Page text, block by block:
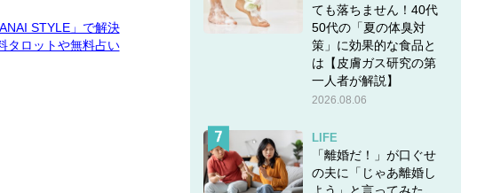
STYLE」で解決
タロットや無料占い
ても落ちません！40代
50代の「夏の体臭対
策」に効果的な食品と
は【皮膚ガス研究の第
一人者が解説】
2026.08.06
LIFE
「離婚だ！」が口ぐせ
の夫に「じゃあ離婚し
よう」と言ってみた。